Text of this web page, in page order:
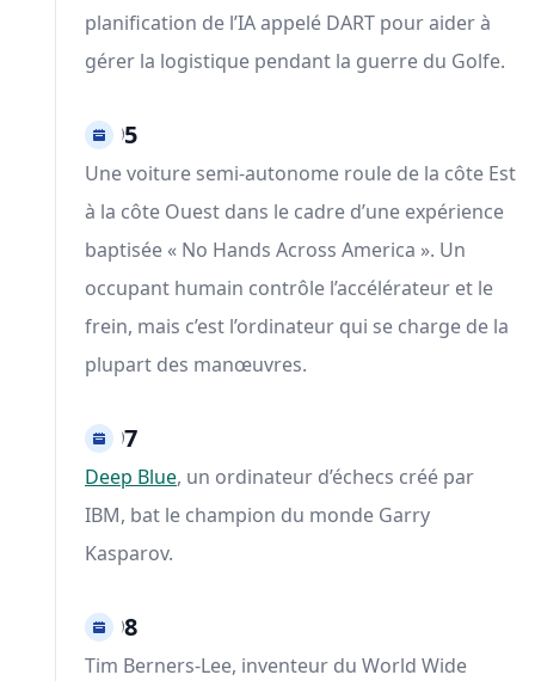
planification de l’IA appelé DART pour aider à
gérer la logistique pendant la guerre du Golfe.
1995
Une voiture semi-autonome roule de la côte Est
à la côte Ouest dans le cadre d’une expérience
baptisée « No Hands Across America ». Un
occupant humain contrôle l’accélérateur et le
frein, mais c’est l’ordinateur qui se charge de la
plupart des manœuvres.
1997
Deep Blue, un ordinateur d’échecs créé par
IBM, bat le champion du monde Garry
Kasparov.
1998
Tim Berners-Lee, inventeur du World Wide